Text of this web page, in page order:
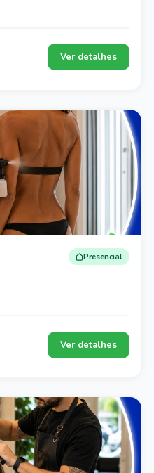
Ver detalhes
Presencial
Ver detalhes